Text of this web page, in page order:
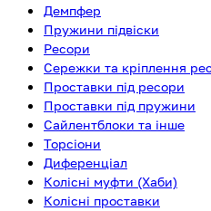
Демпфер
Пружини підвіски
Ресори
Сережки та кріплення
Проставки під ресори
Проставки під пружини
Сайлентблоки та інше
Торсіони
Диференціал
Колісні муфти (Хаби)
Колісні проставки